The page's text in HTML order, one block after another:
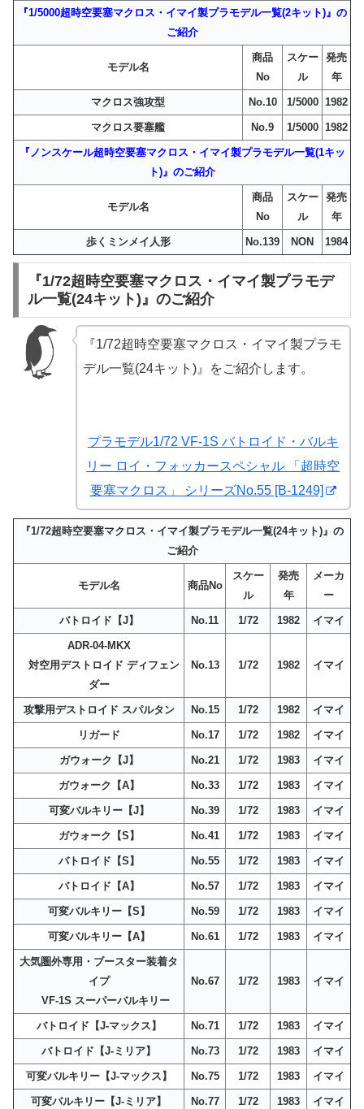
『1/5000超時空要塞マクロス・イマイ製プラモデル一覧(2キット)』の
ご紹介
モデル名
商品
No
スケー
ル
発売
年
マクロス強攻型 No.10 1/5000 1982
マクロス要塞艦 No.9 1/5000 1982
『ノンスケール超時空要塞マクロス・イマイ製プラモデル一覧(1キッ
ト)』のご紹介
モデル名
商品
No
スケー
ル
発売
年
歩くミンメイ人形 No.139 NON 1984
『1/72超時空要塞マクロス・イマイ製プラモデ
ル一覧(24キット)』のご紹介
『1/72超時空要塞マクロス・イマイ製プラモ
デル一覧(24キット)』をご紹介します。
プラモデル1/72 VF-1S バトロイド・バルキ
リー ロイ・フォッカースペシャル 「超時空
要塞マクロス」 シリーズNo.55 [B-1249]
『1/72超時空要塞マクロス・イマイ製プラモデル一覧(24キット)』の
ご紹介
モデル名 商品No
スケー
ル
発売
年
メーカ
ー
バトロイド【J】 No.11 1/72 1982 イマイ
ADR-04-MKX
対空用デストロイド ディフェン
ダー
No.13 1/72 1982 イマイ
攻撃用デストロイド スパルタン No.15 1/72 1982 イマイ
リガード No.17 1/72 1982 イマイ
ガウォーク【J】 No.21 1/72 1983 イマイ
ガウォーク【A】 No.33 1/72 1983 イマイ
可変バルキリー【J】 No.39 1/72 1983 イマイ
ガウォーク【S】 No.41 1/72 1983 イマイ
バトロイド【S】 No.55 1/72 1983 イマイ
バトロイド【A】 No.57 1/72 1983 イマイ
可変バルキリー【S】 No.59 1/72 1983 イマイ
可変バルキリー【A】 No.61 1/72 1983 イマイ
大気圏外専用・ブースター装着タ
イプ
VF-1S スーパーバルキリー
No.67 1/72 1983 イマイ
バトロイド【J-マックス】 No.71 1/72 1983 イマイ
バトロイド【J-ミリア】 No.73 1/72 1983 イマイ
可変バルキリー【J-マックス】 No.75 1/72 1983 イマイ
可変バルキリー【J-ミリア】 No.77 1/72 1983 イマイ